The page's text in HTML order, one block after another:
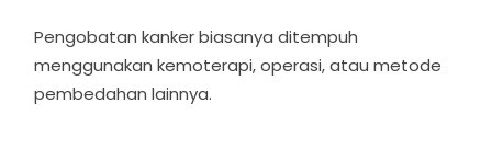
Pengobatan kanker biasanya ditempuh
menggunakan kemoterapi, operasi, atau metode
pembedahan lainnya.